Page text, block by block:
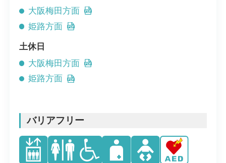
大阪梅田方面
姫路方面
土休日
大阪梅田方面
姫路方面
バリアフリー